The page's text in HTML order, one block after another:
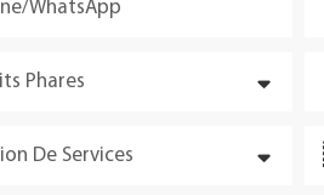
WhatsApp
Phares
De Services